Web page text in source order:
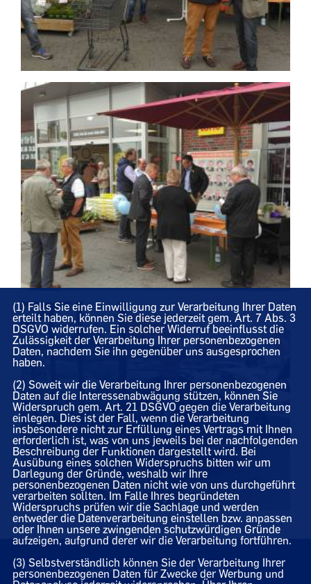
Homepage des CDU Gemeindeverbandes Visbek
(1) Falls Sie eine Einwilligung zur Verarbeitung Ihrer Daten
erteilt haben, können Sie diese jederzeit gem. Art. 7 Abs. 3
DSGVO widerrufen. Ein solcher Widerruf beeinflusst die
Zulässigkeit der Verarbeitung Ihrer personenbezogenen
Daten, nachdem Sie ihn gegenüber uns ausgesprochen
haben.
(2) Soweit wir die Verarbeitung Ihrer personenbezogenen
Daten auf die Interessenabwägung stützen, können Sie
Widerspruch gem. Art. 21 DSGVO gegen die Verarbeitung
einlegen. Dies ist der Fall, wenn die Verarbeitung
insbesondere nicht zur Erfüllung eines Vertrags mit Ihnen
erforderlich ist, was von uns jeweils bei der nachfolgenden
Beschreibung der Funktionen dargestellt wird. Bei
Ausübung eines solchen Widerspruchs bitten wir um
Darlegung der Gründe, weshalb wir Ihre
personenbezogenen Daten nicht wie von uns durchgeführt
verarbeiten sollten. Im Falle Ihres begründeten
Widerspruchs prüfen wir die Sachlage und werden
entweder die Datenverarbeitung einstellen bzw. anpassen
oder Ihnen unsere zwingenden schutzwürdigen Gründe
aufzeigen, aufgrund derer wir die Verarbeitung fortführen.
(3) Selbstverständlich können Sie der Verarbeitung Ihrer
personenbezogenen Daten für Zwecke der Werbung und